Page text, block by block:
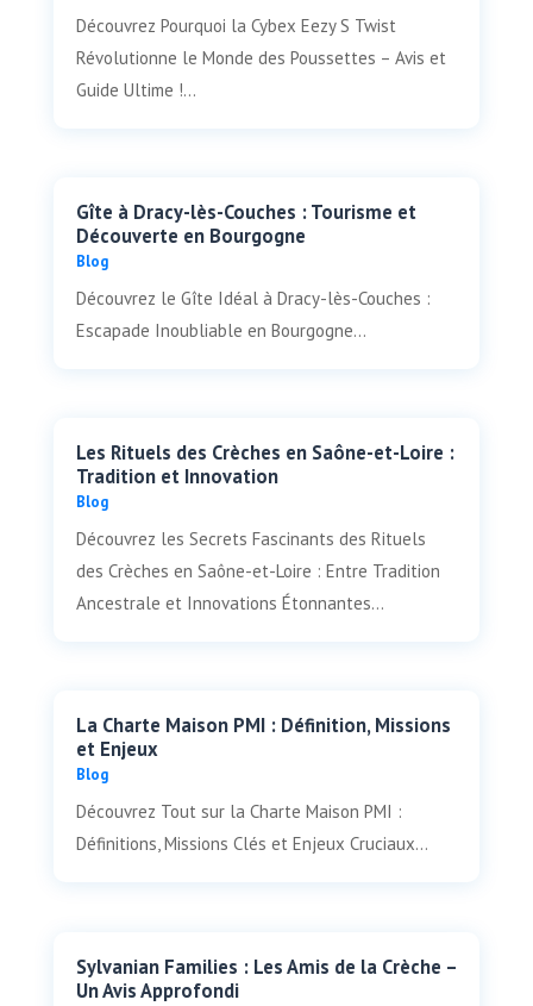
Découvrez Pourquoi la Cybex Eezy S Twist
Révolutionne le Monde des Poussettes – Avis et
Guide Ultime !...
Gîte à Dracy-lès-Couches : Tourisme et
Découverte en Bourgogne
Blog
Découvrez le Gîte Idéal à Dracy-lès-Couches :
Escapade Inoubliable en Bourgogne...
Les Rituels des Crèches en Saône-et-Loire :
Tradition et Innovation
Blog
Découvrez les Secrets Fascinants des Rituels
des Crèches en Saône-et-Loire : Entre Tradition
Ancestrale et Innovations Étonnantes...
La Charte Maison PMI : Définition, Missions
et Enjeux
Blog
Découvrez Tout sur la Charte Maison PMI :
Définitions, Missions Clés et Enjeux Cruciaux...
Sylvanian Families : Les Amis de la Crèche –
Un Avis Approfondi